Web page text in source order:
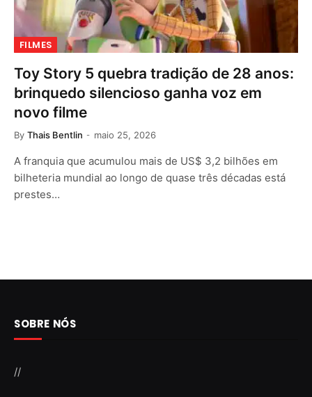
FILMES
Toy Story 5 quebra tradição de 28 anos:
brinquedo silencioso ganha voz em
novo filme
By Thais Bentlin maio 25, 2026
A franquia que acumulou mais de US$ 3,2 bilhões em
bilheteria mundial ao longo de quase três décadas está
prestes…
SOBRE NÓS
//